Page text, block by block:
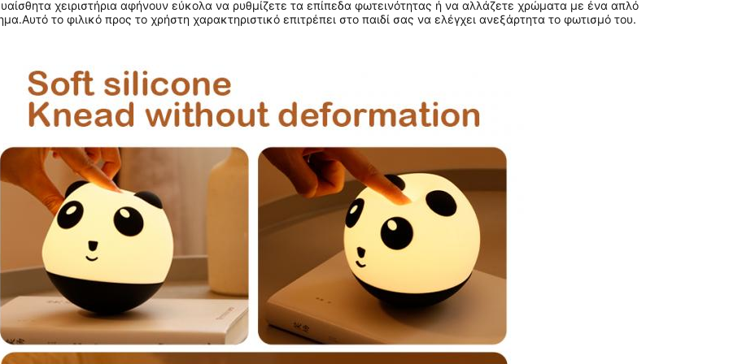
χειριστήρια αφήνουν εύκολα να ρυθμίζετε τα επίπεδα φωτεινότητας ή να αλλάζετε χρώματα με ένα απλό
το φιλικό προς το χρήστη χαρακτηριστικό επιτρέπει στο παιδί σας να ελέγχει ανεξάρτητα το φωτισμό του.